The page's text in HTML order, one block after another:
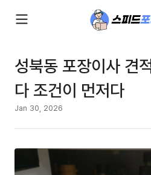
성북동 포장이사 견
다 조건이 먼저다
Jan 30, 2026